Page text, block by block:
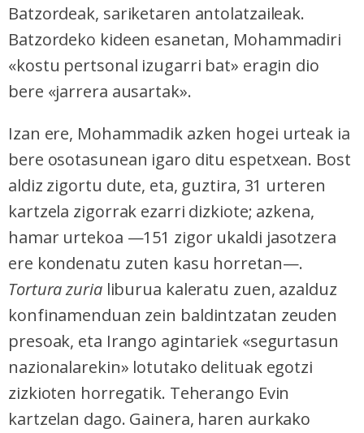
Batzordeak, sariketaren antolatzaileak.
Batzordeko kideen esanetan, Mohammadiri
«kostu pertsonal izugarri bat» eragin dio
bere «jarrera ausartak».
Izan ere, Mohammadik azken hogei urteak ia
bere osotasunean igaro ditu espetxean. Bost
aldiz zigortu dute, eta, guztira, 31 urteren
kartzela zigorrak ezarri dizkiote; azkena,
hamar urtekoa —151 zigor ukaldi jasotzera
ere kondenatu zuten kasu horretan—.
Tortura zuria liburua kaleratu zuen, azalduz
konfinamenduan zein baldintzatan zeuden
presoak, eta Irango agintariek «segurtasun
nazionalarekin» lotutako delituak egotzi
zizkioten horregatik. Teherango Evin
kartzelan dago. Gainera, haren aurkako